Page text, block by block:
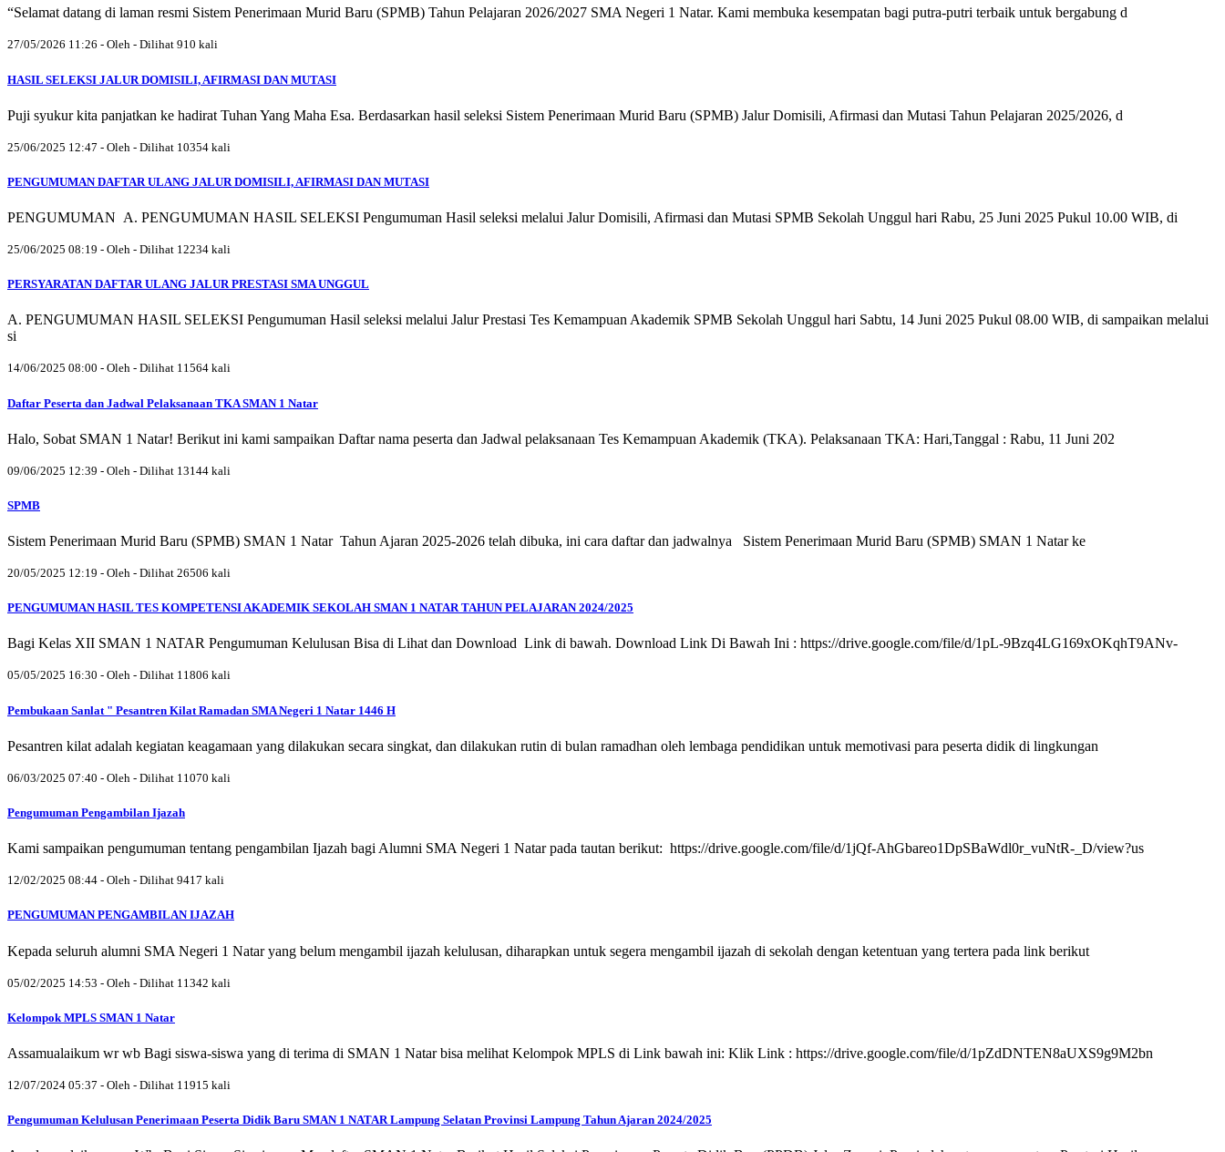
“Selamat datang di laman resmi Sistem Penerimaan Murid Baru (SPMB) Tahun Pelajaran 2026/2027 SMA Negeri 1 Natar. Kami membuka kesempatan bagi putra-putri terbaik untuk bergabung d
27/05/2026 11:26 - Oleh - Dilihat 910 kali
HASIL SELEKSI JALUR DOMISILI, AFIRMASI DAN MUTASI
Puji syukur kita panjatkan ke hadirat Tuhan Yang Maha Esa. Berdasarkan hasil seleksi Sistem Penerimaan Murid Baru (SPMB) Jalur Domisili, Afirmasi dan Mutasi Tahun Pelajaran 2025/2026, d
25/06/2025 12:47 - Oleh - Dilihat 10354 kali
PENGUMUMAN DAFTAR ULANG JALUR DOMISILI, AFIRMASI DAN MUTASI
PENGUMUMAN A. PENGUMUMAN HASIL SELEKSI Pengumuman Hasil seleksi melalui Jalur Domisili, Afirmasi dan Mutasi SPMB Sekolah Unggul hari Rabu, 25 Juni 2025 Pukul 10.00 WIB, di
25/06/2025 08:19 - Oleh - Dilihat 12234 kali
PERSYARATAN DAFTAR ULANG JALUR PRESTASI SMA UNGGUL
A. PENGUMUMAN HASIL SELEKSI Pengumuman Hasil seleksi melalui Jalur Prestasi Tes Kemampuan Akademik SPMB Sekolah Unggul hari Sabtu, 14 Juni 2025 Pukul 08.00 WIB, di sampaikan melalui
si
14/06/2025 08:00 - Oleh - Dilihat 11564 kali
Daftar Peserta dan Jadwal Pelaksanaan TKA SMAN 1 Natar
Halo, Sobat SMAN 1 Natar! Berikut ini kami sampaikan Daftar nama peserta dan Jadwal pelaksanaan Tes Kemampuan Akademik (TKA). Pelaksanaan TKA: Hari,Tanggal : Rabu, 11 Juni 202
09/06/2025 12:39 - Oleh - Dilihat 13144 kali
SPMB
Sistem Penerimaan Murid Baru (SPMB) SMAN 1 Natar Tahun Ajaran 2025-2026 telah dibuka, ini cara daftar dan jadwalnya Sistem Penerimaan Murid Baru (SPMB) SMAN 1 Natar ke
20/05/2025 12:19 - Oleh - Dilihat 26506 kali
PENGUMUMAN HASIL TES KOMPETENSI AKADEMIK SEKOLAH SMAN 1 NATAR TAHUN PELAJARAN 2024/2025
Bagi Kelas XII SMAN 1 NATAR Pengumuman Kelulusan Bisa di Lihat dan Download Link di bawah. Download Link Di Bawah Ini : https://drive.google.com/file/d/1pL-9Bzq4LG169xOKqhT9ANv-
05/05/2025 16:30 - Oleh - Dilihat 11806 kali
Pembukaan Sanlat " Pesantren Kilat Ramadan SMA Negeri 1 Natar 1446 H
Pesantren kilat adalah kegiatan keagamaan yang dilakukan secara singkat, dan dilakukan rutin di bulan ramadhan oleh lembaga pendidikan untuk memotivasi para peserta didik di lingkungan
06/03/2025 07:40 - Oleh - Dilihat 11070 kali
Pengumuman Pengambilan Ijazah
Kami sampaikan pengumuman tentang pengambilan Ijazah bagi Alumni SMA Negeri 1 Natar pada tautan berikut: https://drive.google.com/file/d/1jQf-AhGbareo1DpSBaWdl0r_vuNtR-_D/view?us
12/02/2025 08:44 - Oleh - Dilihat 9417 kali
PENGUMUMAN PENGAMBILAN IJAZAH
Kepada seluruh alumni SMA Negeri 1 Natar yang belum mengambil ijazah kelulusan, diharapkan untuk segera mengambil ijazah di sekolah dengan ketentuan yang tertera pada link berikut
05/02/2025 14:53 - Oleh - Dilihat 11342 kali
Kelompok MPLS SMAN 1 Natar
Assamualaikum wr wb Bagi siswa-siswa yang di terima di SMAN 1 Natar bisa melihat Kelompok MPLS di Link bawah ini: Klik Link : https://drive.google.com/file/d/1pZdDNTEN8aUXS9g9M2bn
12/07/2024 05:37 - Oleh - Dilihat 11915 kali
Pengumuman Kelulusan Penerimaan Peserta Didik Baru SMAN 1 NATAR Lampung Selatan Provinsi Lampung Tahun Ajaran 2024/2025